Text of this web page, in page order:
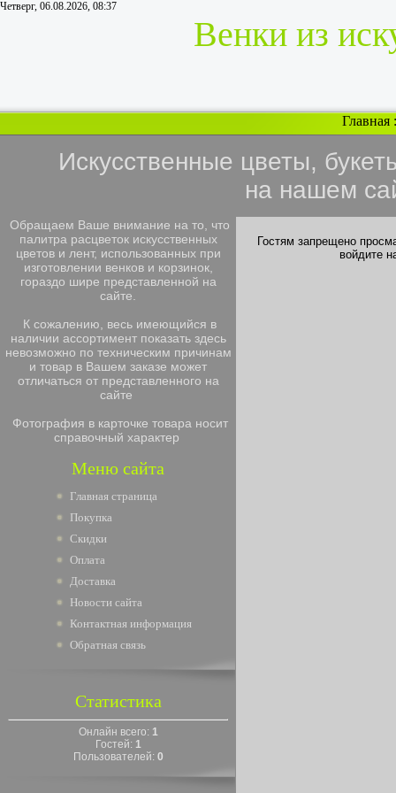
Четверг, 06.08.2026, 08:37
Венки из
Главная
Искусственные цветы,
на нашем
Обращаем Ваше внимание на то, что
палитра расцветок искусственных
цветов и лент, использованных при
изготовлении венков и корзинок,
гораздо шире представленной на
сайте.
К сожалению, весь имеющийся в
наличии ассортимент показать здесь
невозможно по техническим причинам
и товар в Вашем заказе может
отличаться от представленного на
сайте
Фотография в карточке товара носит
справочный характер
Меню сайта
Главная страница
Покупка
Скидки
Оплата
Доставка
Новости сайта
Контактная информация
Обратная связь
Статистика
Онлайн всего: 1
Гостей: 1
Пользователей: 0
Гостям запрещено
войдите